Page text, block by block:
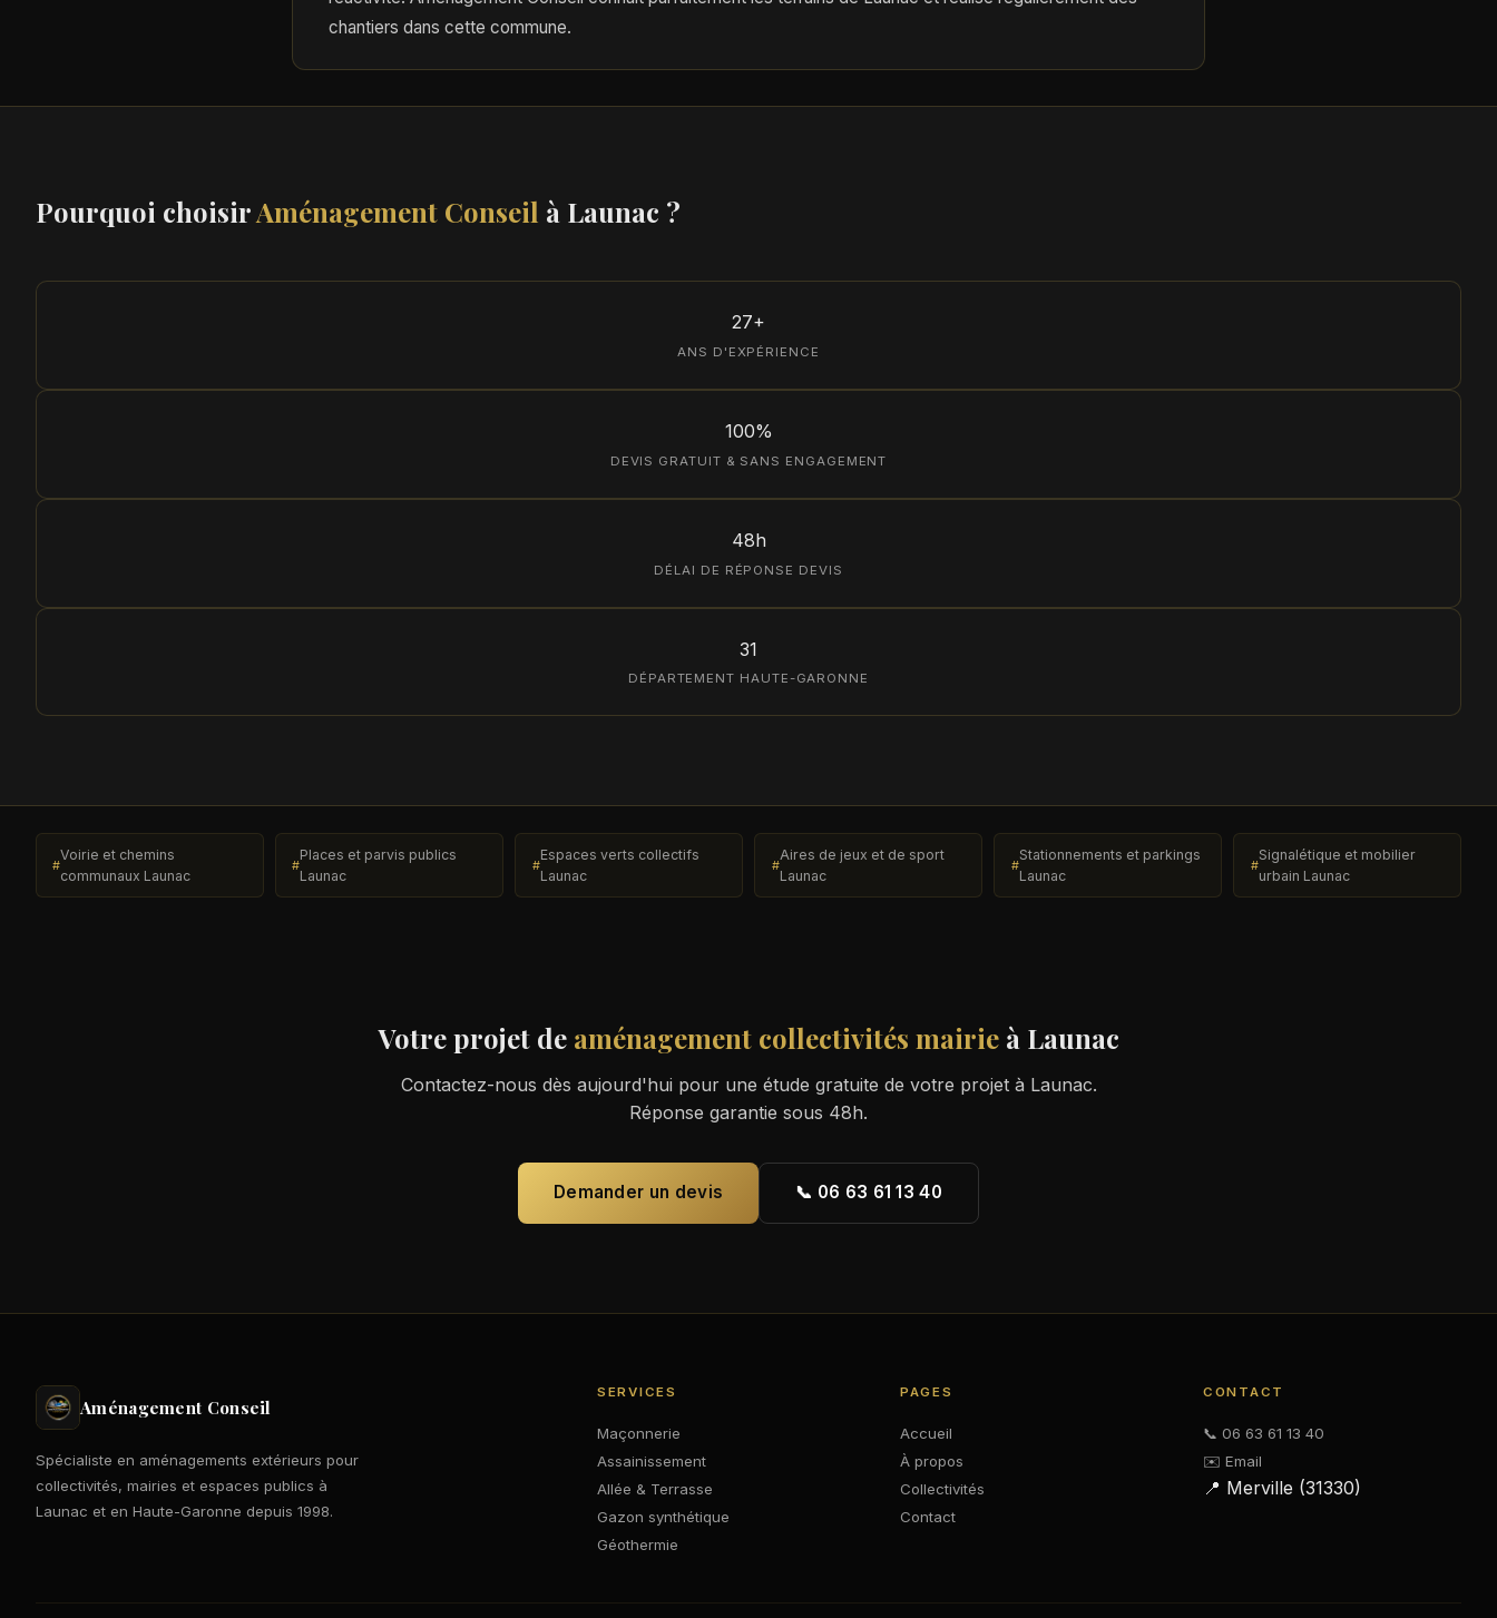
chantiers dans cette commune.
Pourquoi choisirAménagement Conseil à Launac ?
27+
ANS D'EXPÉRIENCE
100%
DEVIS GRATUIT & SANS ENGAGEMENT
48h
DÉLAI DE RÉPONSE DEVIS
31
DÉPARTEMENT HAUTE-GARONNE
Voirie et chemins
communaux Launac
Places et parvis publics
Launac
Espaces verts collectifs
Launac
Aires de jeux et de sport
Launac
Stationnements et parkings
Launac
Signalétique et mobilier
urbain Launac
Votre projet de aménagement collectivités mairieà Launac
Contactez-nous dès aujourd'hui pour une étude gratuite de votre projet à Launac.
Réponse garantie sous 48h.
Demander un devis 📞 06 63 61 13 40
Aménagement Conseil
Spécialiste en aménagements extérieurs pour
collectivités, mairies et espaces publics à
Launac et en Haute-Garonne depuis 1998.
SERVICES
Maçonnerie
Assainissement
Allée & Terrasse
Gazon synthétique
Géothermie
PAGES
Accueil
À propos
Collectivités
Contact
CONTACT
📞 06 63 61 13 40
✉️ Email
📍 Merville (31330)